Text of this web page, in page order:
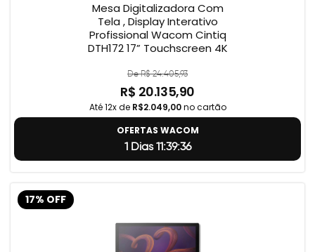
Mesa Digitalizadora Com
Tela , Display Interativo
Profissional Wacom Cintiq
DTH172 17” Touchscreen 4K
De R$ 24.405,93
R$ 20.135,90
Até 12x de R$2.049,00no cartão
OFERTAS WACOM
1 Dias 11:39:35
17% OFF